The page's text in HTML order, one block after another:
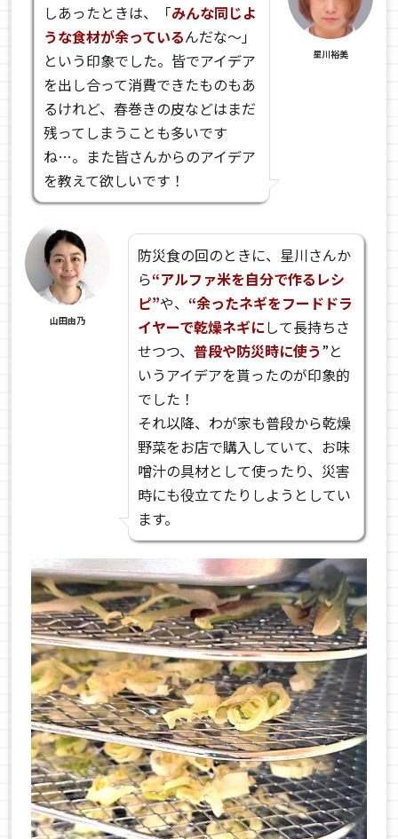
しあったときは、「みんな同じよ
うな食材が余っているんだな～」
という印象でした。皆でアイデア
を出し合って消費できたものもあ
るけれど、春巻きの皮などはまだ
残ってしまうことも多いです
ね…。また皆さんからのアイデア
を教えて欲しいです！
星川裕美
山田由乃
防災食の回のときに、星川さんか
ら“アルファ米を自分で作るレシ
ピ”や、“余ったネギをフードドラ
イヤーで乾燥ネギにして長持ちさ
せつつ、普段や防災時に使う”と
いうアイデアを貰ったのが印象的
でした！
それ以降、わが家も普段から乾燥
野菜をお店で購入していて、お味
噌汁の具材として使ったり、災害
時にも役立てたりしようとしてい
ます。